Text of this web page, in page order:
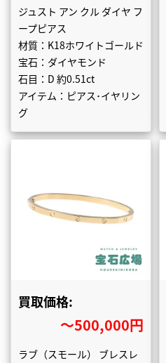
ジュスト アン クル ダイヤ フ
ープピアス
材質：K18ホワイトゴールド
宝石：ダイヤモンド
石目：D 約0.51ct
アイテム：ピアス･イヤリン
グ
買取価格:
〜500,000円
ラブ（スモール） ブレスレ